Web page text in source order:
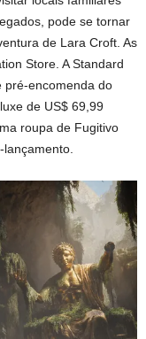
pode se tornar
de Lara Croft. As
Store. A Standard
pré-encomenda do
de US$ 69,99
roupa de Fugitivo